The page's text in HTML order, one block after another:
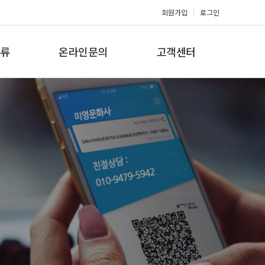
회원가입 로그인
온라인문의
견적문의
고객센터
공지사항
갤러리